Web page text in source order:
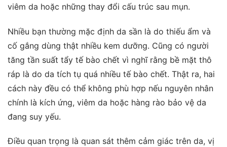
viêm da hoặc những thay đổi cấu trúc sau mụn.
Nhiều bạn thường mặc định da sần là do thiếu ẩm và
cố gắng dùng thật nhiều kem dưỡng. Cũng có người
tăng tần suất tẩy tế bào chết vì nghĩ rằng bề mặt thô
ráp là do da tích tụ quá nhiều tế bào chết. Thật ra, hai
cách này đều có thể không phù hợp nếu nguyên nhân
chính là kích ứng, viêm da hoặc hàng rào bảo vệ da
đang suy yếu.
Điều quan trọng là quan sát thêm cảm giác trên da, vị